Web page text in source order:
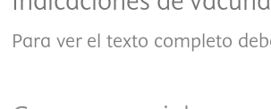
Para ver el texto completo